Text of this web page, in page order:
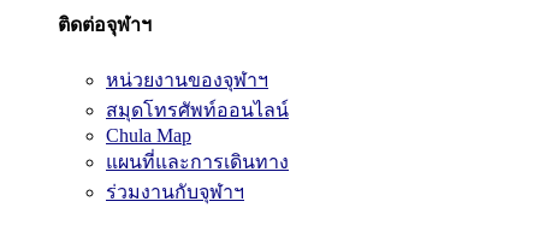
ติดต่อจุฬาฯ
หน่วยงานของจุฬาฯ
สมุดโทรศัพท์ออนไลน์
Chula Map
แผนที่และการเดินทาง
ร่วมงานกับจุฬาฯ